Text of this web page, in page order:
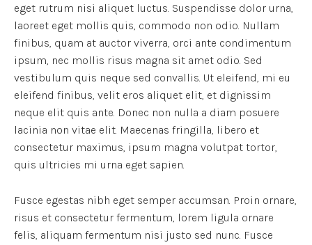
eget rutrum nisi aliquet luctus. Suspendisse dolor urna,
laoreet eget mollis quis, commodo non odio. Nullam
finibus, quam at auctor viverra, orci ante condimentum
ipsum, nec mollis risus magna sit amet odio. Sed
vestibulum quis neque sed convallis. Ut eleifend, mi eu
eleifend finibus, velit eros aliquet elit, et dignissim
neque elit quis ante. Donec non nulla a diam posuere
lacinia non vitae elit. Maecenas fringilla, libero et
consectetur maximus, ipsum magna volutpat tortor,
quis ultricies mi urna eget sapien.
Fusce egestas nibh eget semper accumsan. Proin ornare,
risus et consectetur fermentum, lorem ligula ornare
felis, aliquam fermentum nisi justo sed nunc. Fusce